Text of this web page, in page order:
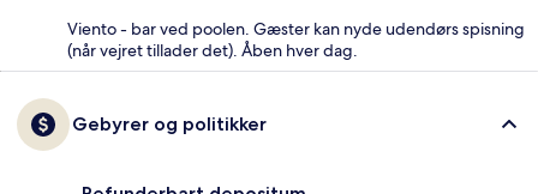
Viento - bar ved poolen. Gæster kan nyde udendørs spisning
(når vejret tillader det). Åben hver dag.
Gebyrer og politikker